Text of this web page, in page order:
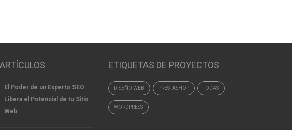
El Poder de un Experto SEO:
Libera el Potencial de tu Sitio
Web
ETIQUETAS DE PROYECTOS
DISEÑO WEB PRESTASHOP TODAS
WORDPRESS